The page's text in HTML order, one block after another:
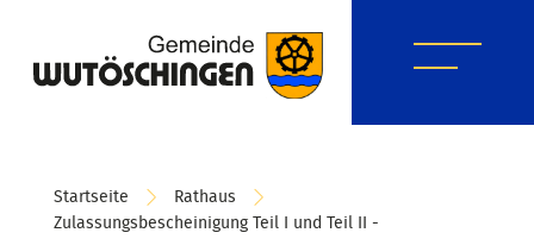
Startseite
Rathaus
Zulassungsbescheinigung Teil I und Teil II -